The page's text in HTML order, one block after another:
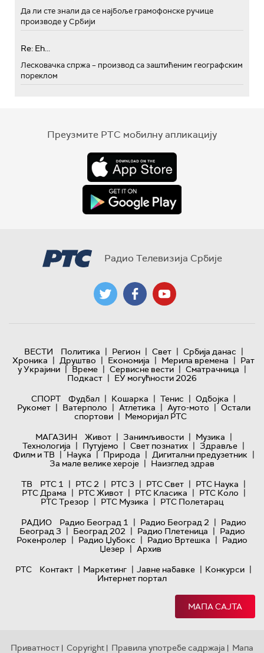
Да ли сте знали да се најбоље грамофонске ручице
производе у Србији
Re: Eh...
Лесковачка спржа – производ са заштићеним географским
пореклом
Преузмите РТС мобилну апликацију
Радио Телевизија Србије
ВЕСТИ Политика | Регион | Свет | Србија данас |
Хроника | Друштво | Економија | Мерила времена | Рат
у Украјини | Време | Сервисне вести | Сматрачница |
Подкаст | ЕУ могућности 2026
СПОРТ
Фудбал | Кошарка | Тенис | Одбојка |
Рукомет | Ватерполо | Атлетика | Ауто-мото | Остали
спортови | Меморијал РТС
МАГАЗИН
Живот | Занимљивости | Музика |
Технологијa | Путујемо | Свет познатих | Здравље |
Филм и ТВ | Наука | Природа | Дигитални предузетник |
За мале велике хероје | Наизглед здрав
ТВ
РТС 1 | РТС 2 | РТС 3 | РТС Свет | РТС Наука |
РТС Драма | РТС Живот | РТС Класика | РТС Коло |
РТС Трезор | РТС Музика | РТС Полетарац
РАДИО
Радио Београд 1 | Радио Београд 2 | Радио
Београд 3 | Београд 202 | Радио Плетеница | Радио
Рокенролер | Радио Џубокс | Радио Вртешка | Радио
Џезер | Архив
РТС
Контакт | Маркетинг | Јавне набавке | Конкурси |
Интернет портал
МАПА САЈТА
Приватност | Copyright | Правила употребе садржаја | Мапа